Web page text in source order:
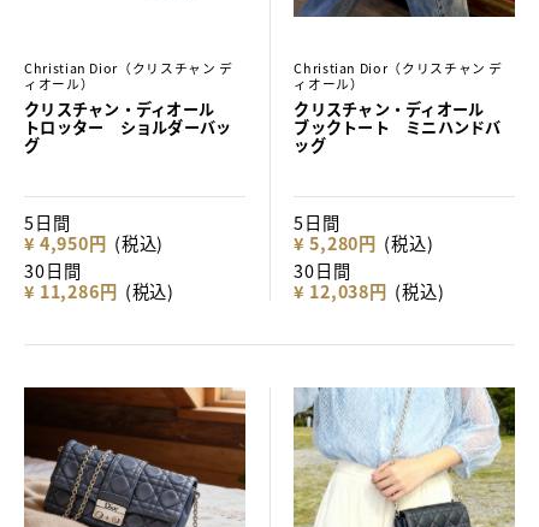
Christian Dior（クリスチャン デ
ィオール）
クリスチャン・ディオール
トロッター ショルダーバッ
グ
5日間
¥ 4,950円 (税込)
30日間
¥ 11,286円 (税込)
Christian Dior（クリスチャン デ
ィオール）
クリスチャン・ディオール
ブックトート ミニハンドバ
ッグ
5日間
¥ 5,280円 (税込)
30日間
¥ 12,038円 (税込)